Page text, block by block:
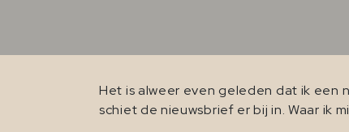
Het is alweer even geleden dat ik een
schiet de nieuwsbrief er bij in. Waar ik